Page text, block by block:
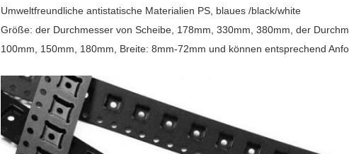
Umweltfreundliche antistatische Materialien PS, blaues /black/white
Größe: der Durchmesser von Scheibe, 178mm, 330mm, 380mm, der
100mm, 150mm, 180mm, Breite: 8mm-72mm und können entsprechend